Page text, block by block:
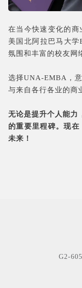
在当今快速变化的
美国北阿拉巴马大
氛围和丰富的校友网
选择UNA-EMBA，
与来自各行各业的商
无论是提升个人能力
的重要里程碑。现
未来！
G2-